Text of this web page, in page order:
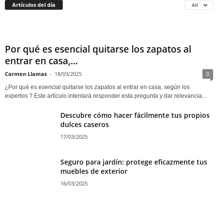
Artículos del día All
Por qué es esencial quitarse los zapatos al
entrar en casa,...
Carmen Llamas - 18/03/2025 0
¿Por qué es esencial quitarse los zapatos al entrar en casa, según los
expertos ? Este artículo intentará responder esta pregunta y dar relevancia...
Descubre cómo hacer fácilmente tus propios
dulces caseros
17/03/2025
Seguro para jardín: protege eficazmente tus
muebles de exterior
16/03/2025